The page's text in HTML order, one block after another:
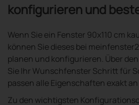
konfigurieren und
Wenn Sie ein Fenster 90x110 cm
können Sie dieses bei
planen und konfigurieren. Über
Sie Ihr Wunschfenster Schritt für
passen alle Eigenschaften exakt
Zu den wichtigsten